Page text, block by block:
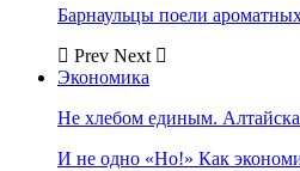
Барнаульцы поели
Prev Next
Экономика
Не хлебом единым.
И не одно «Но!» Как